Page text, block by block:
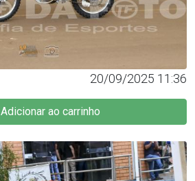
20/09/2025 11:36
Adicionar ao carrinho